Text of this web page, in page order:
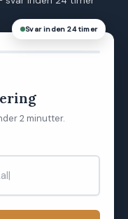
2 minutter.
Svar inden 24 timer